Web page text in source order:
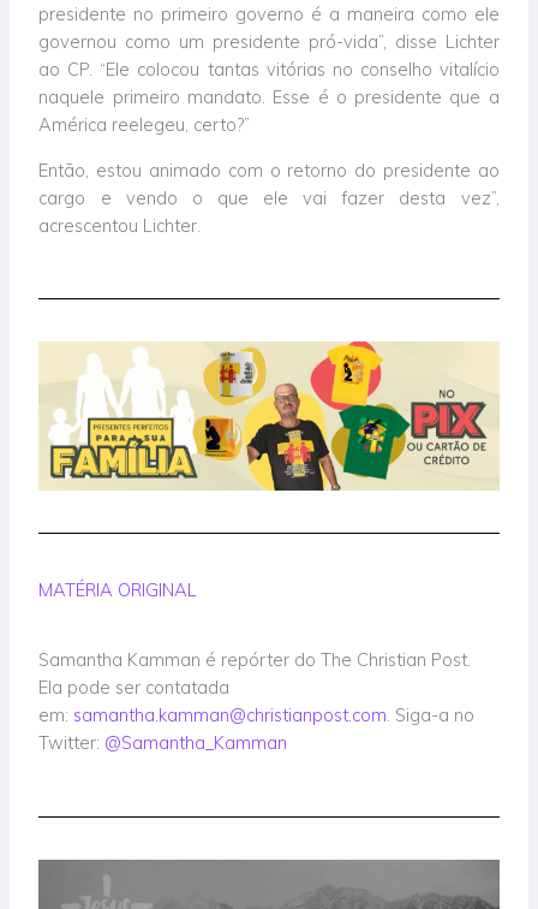
presidente no primeiro governo é a maneira como ele
governou como um presidente pró-vida”, disse Lichter
ao CP. “Ele colocou tantas vitórias no conselho vitalício
naquele primeiro mandato. Esse é o presidente que a
América reelegeu, certo?”
Então, estou animado com o retorno do presidente ao
cargo e vendo o que ele vai fazer desta vez”,
acrescentou Lichter.
MATÉRIA ORIGINAL
Samantha Kamman é repórter do The Christian Post.
Ela pode ser contatada
em: samantha.kamman@christianpost.com. Siga-a no
Twitter: @Samantha_Kamman